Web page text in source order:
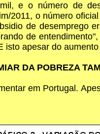
e o número de
2011, o número
de desemprego
de
apesar do
DA POBREZA
em Portugal.